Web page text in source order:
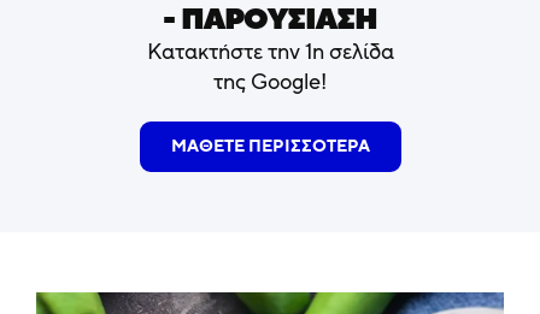
- ΠΑΡΟΥΣΙΑΣΗ
Κατακτήστε την 1η σελίδα
της Google!
ΜΑΘΕΤΕ ΠΕΡΙΣΣΟΤΕΡΑ